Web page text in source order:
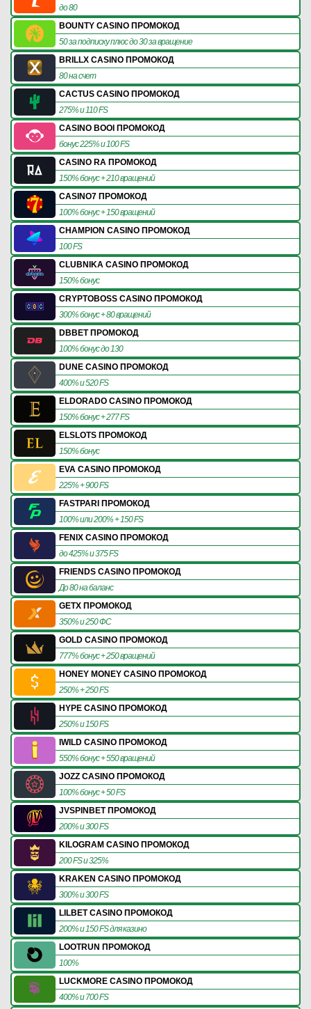
до 80
BOUNTY CASINO ПРОМОКОД
50 за подписку плюс до 30 за вращение
BRILLX CASINO ПРОМОКОД
80 на счет
CACTUS CASINO ПРОМОКОД
275% и 110 FS
CASINO BOOI ПРОМОКОД
бонус 225% и 100 FS
CASINO RA ПРОМОКОД
150% бонус + 210 вращений
CASINO7 ПРОМОКОД
100% бонус + 150 вращений
CHAMPION CASINO ПРОМОКОД
100 FS
CLUBNIKA CASINO ПРОМОКОД
150% бонус
CRYPTOBOSS CASINO ПРОМОКОД
300% бонус + 80 вращений
DBBET ПРОМОКОД
100% бонус до 130
DUNE CASINO ПРОМОКОД
400% и 520 FS
ELDORADO CASINO ПРОМОКОД
150% бонус + 277 FS
ELSLOTS ПРОМОКОД
150% бонус
EVA CASINO ПРОМОКОД
225% + 900 FS
FASTPARI ПРОМОКОД
100% или 200% + 150 FS
FENIX CASINO ПРОМОКОД
до 425% и 375 FS
FRIENDS CASINO ПРОМОКОД
До 80 на баланс
GETX ПРОМОКОД
350% и 250 ФС
GOLD CASINO ПРОМОКОД
777% бонус + 250 вращений
HONEY MONEY CASINO ПРОМОКОД
250% + 250 FS
HYPE CASINO ПРОМОКОД
250% и 150 FS
IWILD CASINO ПРОМОКОД
550% бонус + 550 вращений
JOZZ CASINO ПРОМОКОД
100% бонус + 50 FS
JVSPINBET ПРОМОКОД
200% и 300 FS
KILOGRAM CASINO ПРОМОКОД
200 FS и 325%
KRAKEN CASINO ПРОМОКОД
300% и 300 FS
LILBET CASINO ПРОМОКОД
200% и 150 FS для казино
LOOTRUN ПРОМОКОД
100%
LUCKMORE CASINO ПРОМОКОД
400% и 700 FS